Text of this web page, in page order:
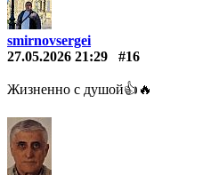
smirnovsergei
27.05.2026 21:29
#16
Жизненно с душой👍🔥